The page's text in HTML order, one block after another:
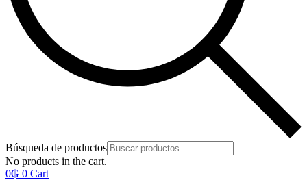
Búsqueda de productos
No products in the cart.
0₲ 0 Cart